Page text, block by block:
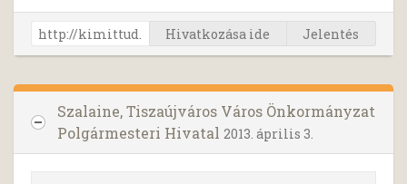
Hivatkozása ide Jelentés
Szalaine, Tiszaújváros Város Önkormányzat
Polgármesteri Hivatal 2013. április 3.